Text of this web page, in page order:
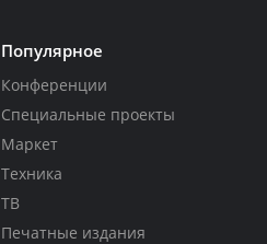
Популярное
Конференции
Специальные проекты
Маркет
Техника
ТВ
Печатные издания